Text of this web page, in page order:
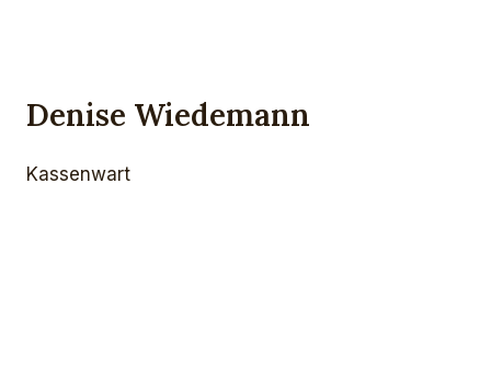
Denise Wiedemann
Kassenwart